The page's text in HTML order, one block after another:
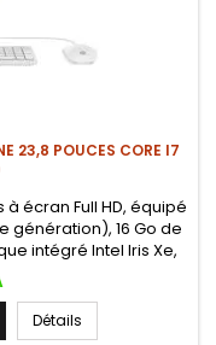
23,8 POUCES CORE I7
écran Full HD, équipé
génération), 16 Go de
intégré Intel Iris Xe,
pour un usage
Détails